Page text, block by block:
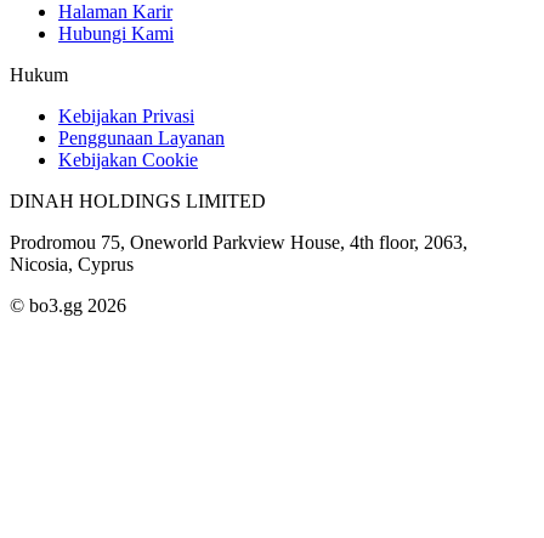
Halaman Karir
Hubungi Kami
Hukum
Kebijakan Privasi
Penggunaan Layanan
Kebijakan Cookie
DINAH HOLDINGS LIMITED
Prodromou 75, Oneworld Parkview House, 4th floor, 2063,
Nicosia, Cyprus
© bo3.gg 2026